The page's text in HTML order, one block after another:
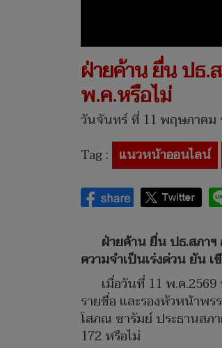
ฝ่ายค้าน ยื่น ปธ.
พ.ค.หรือไม่
วันจันทร์ ที่ 11 พฤษภาคม
Tag : แนวหน้าออนไลน์
ฝ่ายค้าน ยื่น ปธ.สภาฯ
ความจำเป็นเร่งด่วน ยัน
เมื่อวันที่ 11 พ.ค
รายชื่อ และรองหัวหน้าพ
โสภณ ซารัมย์ ประธานสภ
172 หรือไม่